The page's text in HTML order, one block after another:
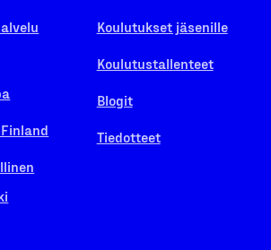
Koulutukset jäsenille
Koulutustallenteet
Blogit
Tiedotteet